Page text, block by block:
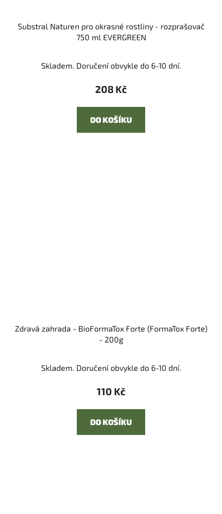
Substral Naturen pro okrasné rostliny - rozprašovač
750 ml EVERGREEN
Skladem. Doručení obvykle do 6-10 dní.
208 Kč
DO KOŠÍKU
Zdravá zahrada - BioFormaTox Forte (FormaTox Forte)
- 200g
Skladem. Doručení obvykle do 6-10 dní.
110 Kč
DO KOŠÍKU